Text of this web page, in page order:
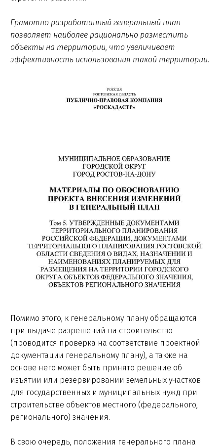
Грамотно разработанный генеральный план
позволяет наиболее рационально разместить
объекты на территории, что увеличивает
эффективность использования такой территории.
Помимо этого, к генеральному плану обращаются
при выдаче разрешений на строительство
(проводится проверка на соответствие проектной
документации генеральному плану), а также на
основе него может быть принято решение об
изъятии или резервировании земельных участков
для государственных и муниципальных нужд при
строительстве объектов местного (федерального,
регионального) значения.
В свою очередь, положения генерального плана